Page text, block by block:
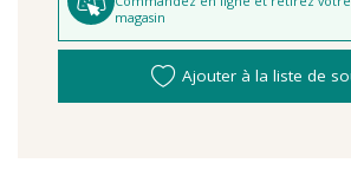
magasin
Ajouter à la liste de